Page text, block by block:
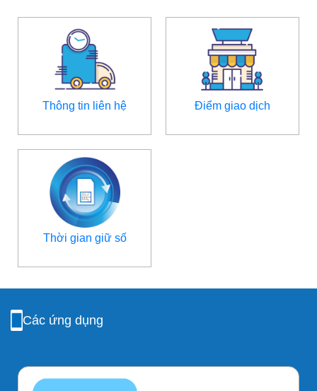
Thông tin liên hệ Điểm giao dịch
Thời gian giữ số
Các ứng dụng